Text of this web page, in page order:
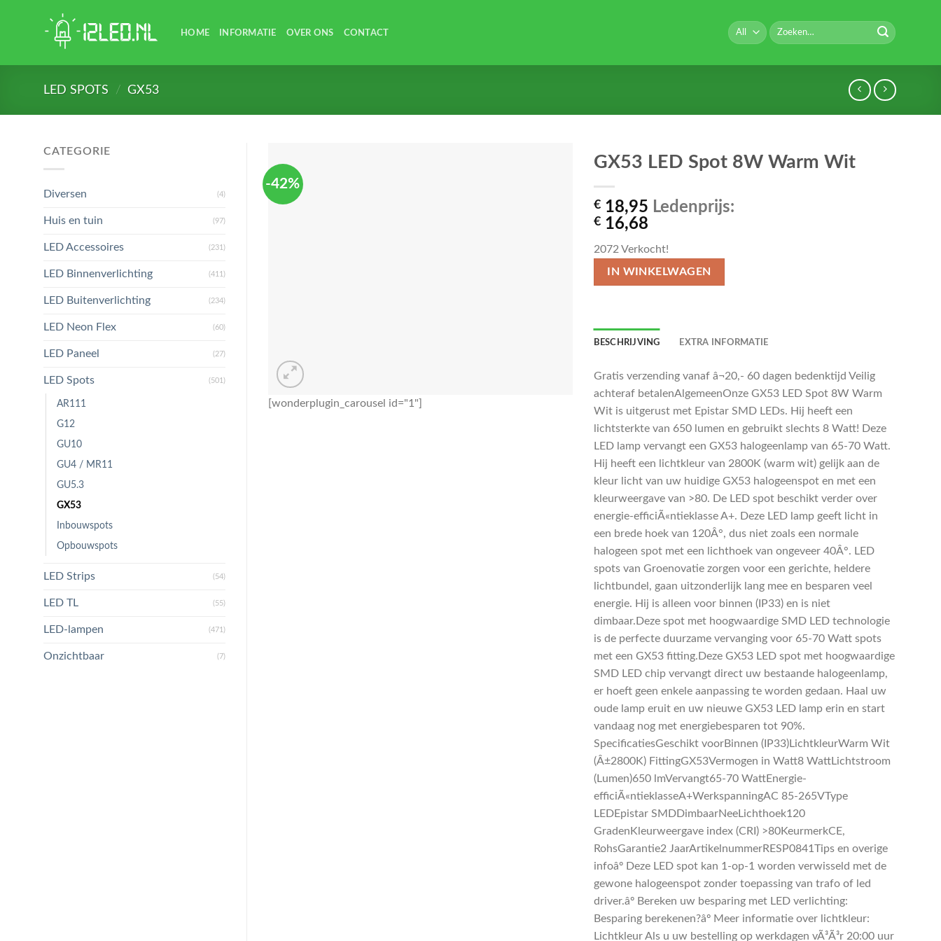
HOME INFORMATIE OVER ONS CONTACT
Zoeken
naar:
LED SPOTS / GX53
CATEGORIE
Diversen (4)
Huis en tuin (97)
LED Accessoires (231)
LED Binnenverlichting (411)
LED Buitenverlichting (234)
LED Neon Flex (60)
LED Paneel (27)
LED Spots (501)
AR111
G12
GU10
GU4 / MR11
GU5.3
GX53
Inbouwspots
Opbouwspots
LED Strips (54)
LED TL (55)
LED-lampen (471)
Onzichtbaar (7)
-42%
[wonderplugin_carousel id="1"]
GX53 LED Spot 8W Warm Wit
€18,95 Ledenprijs:
€16,68
2072 Verkocht!
IN WINKELWAGEN
BESCHRIJVING EXTRA INFORMATIE
Gratis verzending vanaf â¬20,- 60 dagen bedenktijd Veilig
achteraf betalenAlgemeenOnze GX53 LED Spot 8W Warm
Wit is uitgerust met Epistar SMD LEDs. Hij heeft een
lichtsterkte van 650 lumen en gebruikt slechts 8 Watt! Deze
LED lamp vervangt een GX53 halogeenlamp van 65-70 Watt.
Hij heeft een lichtkleur van 2800K (warm wit) gelijk aan de
kleur licht van uw huidige GX53 halogeenspot en met een
kleurweergave van >80. De LED spot beschikt verder over
energie-efficiÃ«ntieklasse A+. Deze LED lamp geeft licht in
een brede hoek van 120Â°, dus niet zoals een normale
halogeen spot met een lichthoek van ongeveer 40Â°. LED
spots van Groenovatie zorgen voor een gerichte, heldere
lichtbundel, gaan uitzonderlijk lang mee en besparen veel
energie. Hij is alleen voor binnen (IP33) en is niet
dimbaar.Deze spot met hoogwaardige SMD LED technologie
is de perfecte duurzame vervanging voor 65-70 Watt spots
met een GX53 fitting.Deze GX53 LED spot met hoogwaardige
SMD LED chip vervangt direct uw bestaande halogeenlamp,
er hoeft geen enkele aanpassing te worden gedaan. Haal uw
oude lamp eruit en uw nieuwe GX53 LED lamp erin en start
vandaag nog met energiebesparen tot 90%.
SpecificatiesGeschikt voorBinnen (IP33)LichtkleurWarm Wit
(Â±2800K) FittingGX53Vermogen in Watt8 WattLichtstroom
(Lumen)650 lmVervangt65-70 WattEnergie-
efficiÃ«ntieklasseA+WerkspanningAC 85-265VType
LEDEpistar SMDDimbaarNeeLichthoek120
GradenKleurweergave index (CRI) >80KeurmerkCE,
RohsGarantie2 JaarArtikelnummerRESP0841Tips en overige
infoâº Deze LED spot kan 1-op-1 worden verwisseld met de
gewone halogeenspot zonder toepassing van trafo of led
driver.âº Bereken uw besparing met LED verlichting:
Besparing berekenen?âº Meer informatie over lichtkleur:
Lichtkleur Als u uw bestelling op werkdagen vÃ³Ã³r 20:00 uur